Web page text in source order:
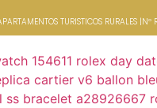
TURISTICOS RURALES
154611 rolex day
cartier v6 ballon
ss bracelet a28926667